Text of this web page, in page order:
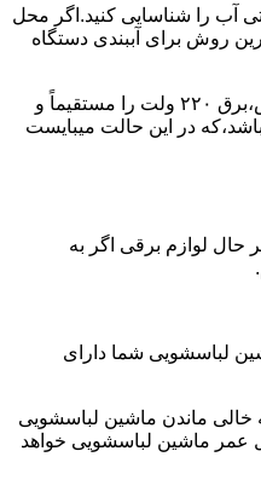
آب را ﺷﻨﺎﺳﺎﯾﯽ کنید.اﮔﺮ ﻣﺤﻞ
روش برای آببندی دستگاه
مشکل ۷:ﻫﯿﺘﺮ لباسشویی آب را ﮔﺮم نمیکند.نحوه رﻓﻊ:ﻫﻤﺎﻧﻨﺪ ﮔﺬﺷﺘﻪ بهمنظور اﻓﺰاﯾﺶ ﺳﺮﻋﺖ ﻋﻤﻞ در مشکلیابی،بهتر است سیمهای راﺑﻂ ﻫﯿﺘﺮ را ﺟﺪا ﻧﻤﻮده و ﺑﺎ ﯾﮏ ﺳﯿﻢ ﻣﺨﺼﻮص،برق ۲۲۰ ولت را مستقیماً و
باشد،ﮐﻪ در این حالت میبایست
حال لوازم برقی اگر به
لباسشویی شما دارای
ماندن ماشین لباسشویی
ماشین لباسشویی خواهد